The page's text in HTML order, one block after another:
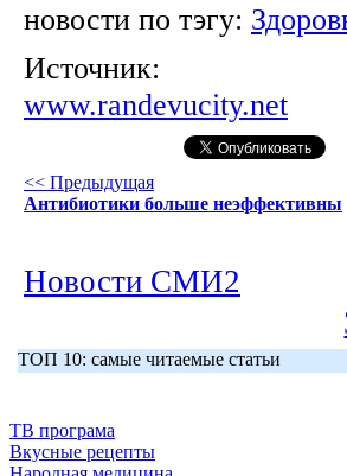
новости по тэгу:
Источник:
www.randevucity.net
<< Предыдущая
Антибиотики больше неэффективны
Новости СМИ2
ТОП 10: самые читаемые статьи
ТВ програма
Вкусные рецепты